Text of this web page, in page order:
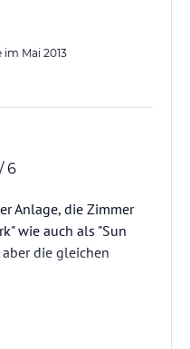
im Mai 2013
/ 6
Anlage, die Zimmer
wie auch als "Sun
die gleichen
Parkplatz gibt es
kleine Läden in der